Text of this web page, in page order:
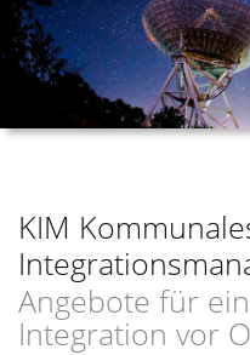
KIM
Angebote für
Integration vor